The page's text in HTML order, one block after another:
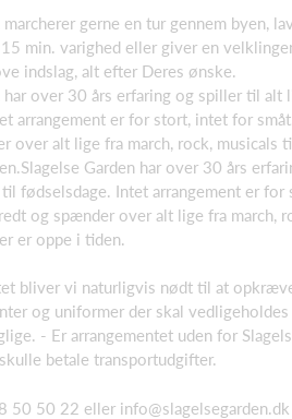
marcherer gerne en tur gennem byen,
min. varighed eller giver en
indslag, alt efter Deres ønske.
har over 30 års erfaring og spiller til alt
arrangement er for stort, intet for
over alt lige fra march, rock, musicals
Garden har over 30 års
fødselsdage. Intet arrangement er
og spænder over alt lige fra march,
er oppe i tiden.
bliver vi naturligvis nødt til at
og uniformer der skal
- Er arrangementet uden for
betale transportudgifter.
50 50 22 eller info@slagelsegarden.dk